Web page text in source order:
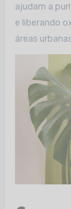
ajudam a
e liberando
áreas